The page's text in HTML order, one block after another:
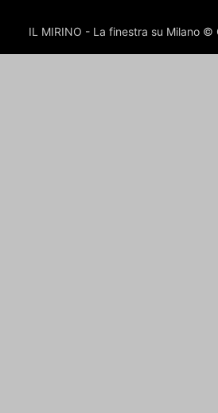
IL MIRINO - La finestra su Milano